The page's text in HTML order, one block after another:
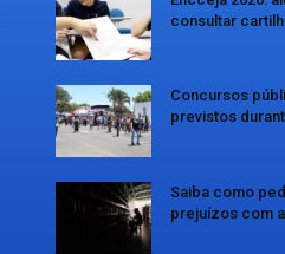
consultar
Concursos
previstos
Saiba como
prejuízos com